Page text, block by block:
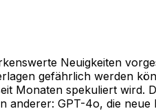
Neuigkeiten
gefährlich werden
Monaten spekuliert wird.
anderer: GPT-4o, die neue